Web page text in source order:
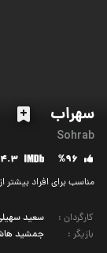
سهراب
Sohrab
%96
4.3
مناسب برای افراد بیشتر از 13 سال
کارگردان :
سعید
بازیگر : جمشید